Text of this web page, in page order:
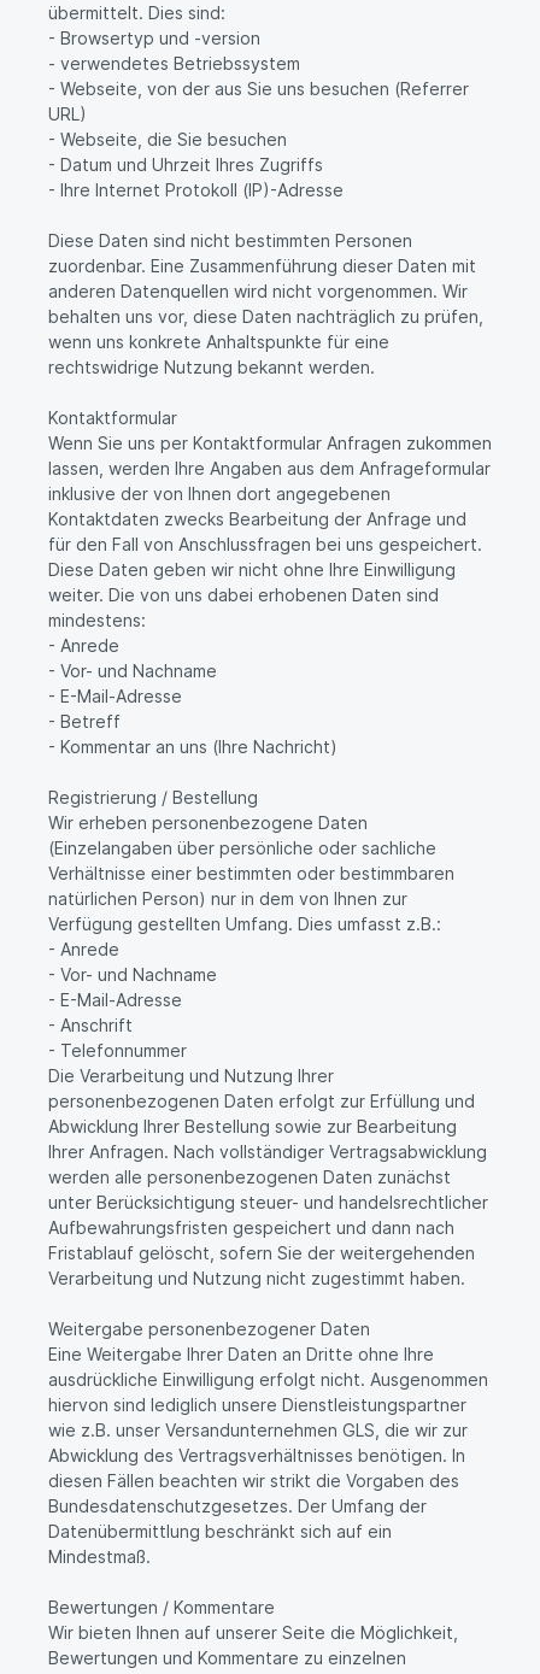
übermittelt. Dies sind:
- Browsertyp und -version
- verwendetes Betriebssystem
- Webseite, von der aus Sie uns besuchen (Referrer
URL)
- Webseite, die Sie besuchen
- Datum und Uhrzeit Ihres Zugriffs
- Ihre Internet Protokoll (IP)-Adresse
Diese Daten sind nicht bestimmten Personen
zuordenbar. Eine Zusammenführung dieser Daten mit
anderen Datenquellen wird nicht vorgenommen. Wir
behalten uns vor, diese Daten nachträglich zu prüfen,
wenn uns konkrete Anhaltspunkte für eine
rechtswidrige Nutzung bekannt werden.
Kontaktformular
Wenn Sie uns per Kontaktformular Anfragen zukommen
lassen, werden Ihre Angaben aus dem Anfrageformular
inklusive der von Ihnen dort angegebenen
Kontaktdaten zwecks Bearbeitung der Anfrage und
für den Fall von Anschlussfragen bei uns gespeichert.
Diese Daten geben wir nicht ohne Ihre Einwilligung
weiter. Die von uns dabei erhobenen Daten sind
mindestens:
- Anrede
- Vor- und Nachname
- E-Mail-Adresse
- Betreff
- Kommentar an uns (Ihre Nachricht)
Registrierung / Bestellung
Wir erheben personenbezogene Daten
(Einzelangaben über persönliche oder sachliche
Verhältnisse einer bestimmten oder bestimmbaren
natürlichen Person) nur in dem von Ihnen zur
Verfügung gestellten Umfang. Dies umfasst z.B.:
- Anrede
- Vor- und Nachname
- E-Mail-Adresse
- Anschrift
- Telefonnummer
Die Verarbeitung und Nutzung Ihrer
personenbezogenen Daten erfolgt zur Erfüllung und
Abwicklung Ihrer Bestellung sowie zur Bearbeitung
Ihrer Anfragen. Nach vollständiger Vertragsabwicklung
werden alle personenbezogenen Daten zunächst
unter Berücksichtigung steuer- und handelsrechtlicher
Aufbewahrungsfristen gespeichert und dann nach
Fristablauf gelöscht, sofern Sie der weitergehenden
Verarbeitung und Nutzung nicht zugestimmt haben.
Weitergabe personenbezogener Daten
Eine Weitergabe Ihrer Daten an Dritte ohne Ihre
ausdrückliche Einwilligung erfolgt nicht. Ausgenommen
hiervon sind lediglich unsere Dienstleistungspartner
wie z.B. unser Versandunternehmen GLS, die wir zur
Abwicklung des Vertragsverhältnisses benötigen. In
diesen Fällen beachten wir strikt die Vorgaben des
Bundesdatenschutzgesetzes. Der Umfang der
Datenübermittlung beschränkt sich auf ein
Mindestmaß.
Bewertungen / Kommentare
Wir bieten Ihnen auf unserer Seite die Möglichkeit,
Bewertungen und Kommentare zu einzelnen